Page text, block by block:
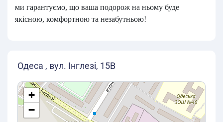
ми гарантуємо, що ваша подорож на ньому буде
якісною, комфортною та незабутньою!
Одеса , вул. Інглезі, 15В
+
−